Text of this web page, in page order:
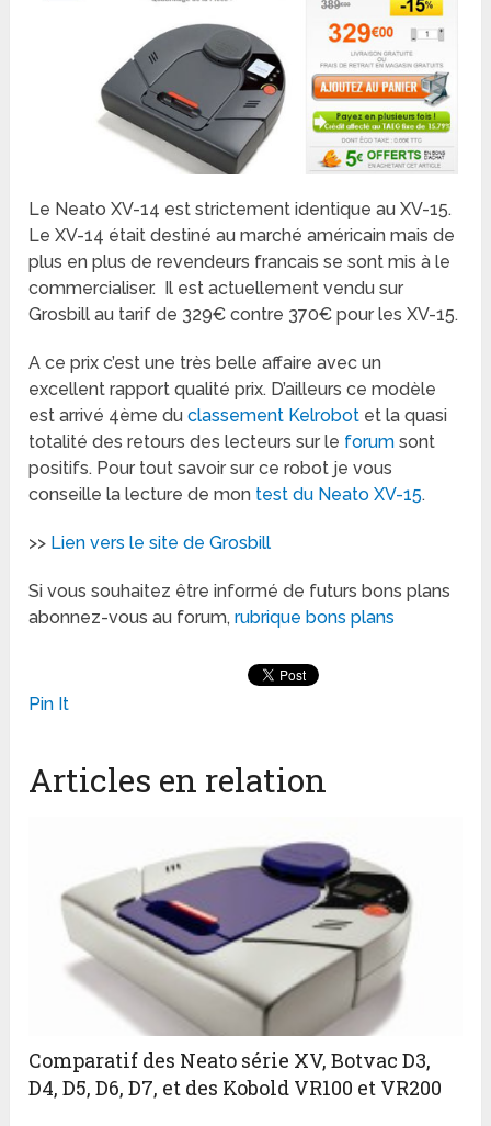
Le Neato XV-14 est strictement identique au XV-15.
Le XV-14 était destiné au marché américain mais de
plus en plus de revendeurs francais se sont mis à le
commercialiser. Il est actuellement vendu sur
Grosbill au tarif de 329€ contre 370€ pour les XV-15.
A ce prix c’est une très belle affaire avec un
excellent rapport qualité prix. D’ailleurs ce modèle
est arrivé 4ème duclassement Kelrobot et la quasi
totalité des retours des lecteurs sur le forum sont
positifs. Pour tout savoir sur ce robot je vous
conseille la lecture de mon test du Neato XV-15.
>> Lien vers le site de Grosbill
Si vous souhaitez être informé de futurs bons plans
abonnez-vous au forum,rubrique bons plans
Pin It
Articles en relation
Comparatif des Neato série XV, Botvac D3,
D4, D5, D6, D7, et des Kobold VR100 et VR200